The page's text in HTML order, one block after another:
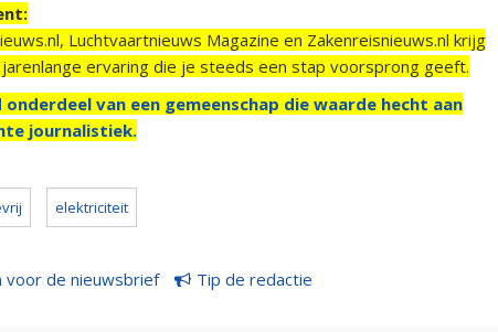
Luchtvaartnieuws Magazine en Zakenreisnieuws.nl krijg
ervaring die je steeds een stap voorsprong geeft.
van een gemeenschap die waarde hecht aan
journalistiek.
elektriciteit
voor de nieuwsbrief Tip de redactie